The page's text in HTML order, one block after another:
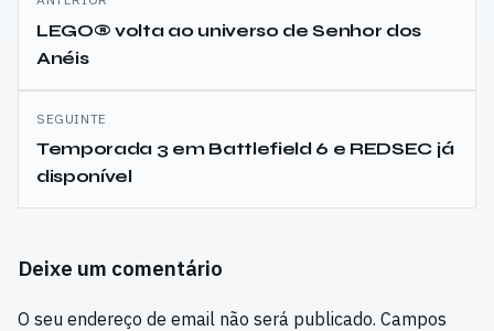
de
artigos
LEGO® volta ao universo de Senhor dos
Anéis
SEGUINTE
Temporada 3 em Battlefield 6 e REDSEC já
disponível
Deixe um comentário
O seu endereço de email não será publicado. Campos